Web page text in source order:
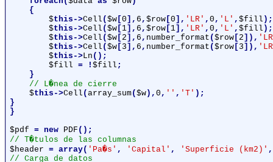
    {
$this->Cell ( $w [0 ], 6 , $row [0 ], 'LR' , 0 , 'L' , $fill );
$this->Cell ( $w [ 1], 6 , $row [ 1], 'LR' , 0 , 'L' , $fill );
$this->Cell ( $w [ 2 ], 6 , number_format ( $row [ 2 ]),
$this->Cell ( $w [ 3 ], 6 , number_format ( $row [ 3 ]),
$this->Ln ();
$fill = ! $fill ;
    }
// L�nea de cierre
$this->Cell ( array_sum( $w), 0 , '' , 'T' );
}
}
$pdf = new PDF
$header = array( 'Pa�s' , 'Capital' , 'Superficie (km2)'